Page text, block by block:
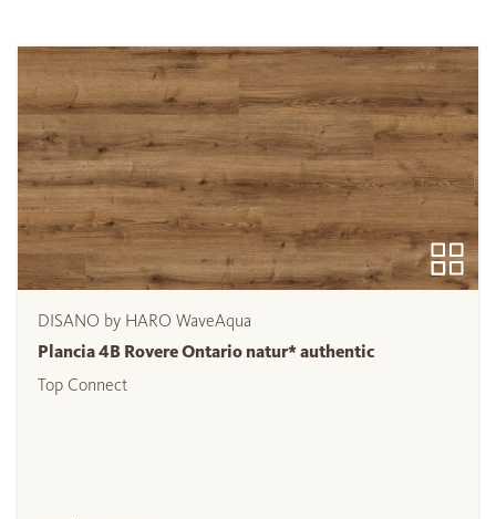
DISANO by HARO WaveAqua
Plancia 4B Rovere Ontario natur* authentic
Top Connect